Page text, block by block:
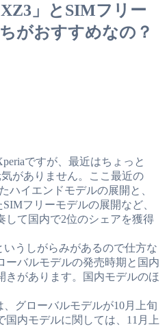
」とSIMフリー
がおすすめなの？
ですが、最近はちょっと
がありません。ここ最近の
ハイエンドモデルの展開と、
フリーモデルの展開など、
して国内で2位のシェアを獲得
うしがらみがあるので仕方な
ーバルモデルの発売時期と国内
きがあります。国内モデルのほ
、グローバルモデルが10月上旬
国内モデルに関しては、11月上